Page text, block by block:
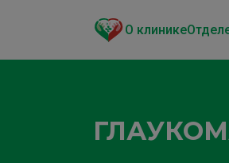
О клинике